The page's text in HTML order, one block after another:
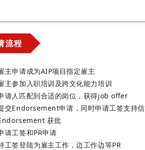
流程
主申请成为AIP项目指定雇主
主参加入职培训及跨文化能力培训
请人匹配到合适的岗位，获得job offer
交Endorsement申请，同时申请工签支持信
获批
请工签和PR申请
工签登陆为雇主工作，边工作边等PR